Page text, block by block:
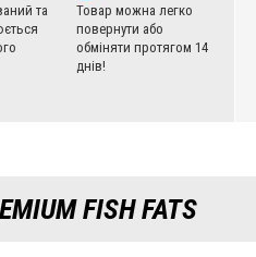
та
Товар можна легко
повернути або
обміняти протягом 14
днів!
FISH FATS